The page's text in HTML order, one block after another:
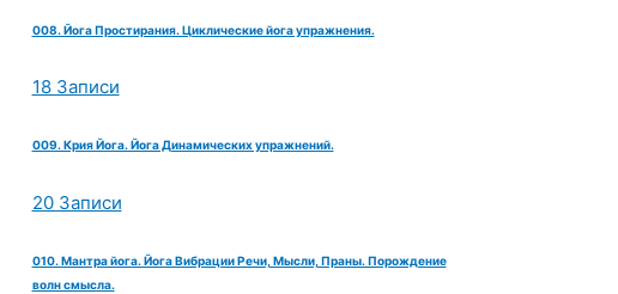
008. Йога Простирания. Циклические йога упражнения.
18 Записи
009. Крия Йога. Йога Динамических упражнений.
20 Записи
010. Мантра йога. Йога Вибрации Речи, Мысли, Праны. Порождение
волн смысла.